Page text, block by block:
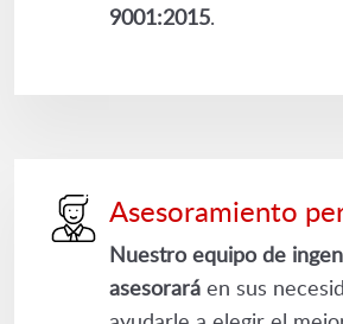
9001:2015.
Asesoramiento
Nuestro equipo de
asesorará en sus